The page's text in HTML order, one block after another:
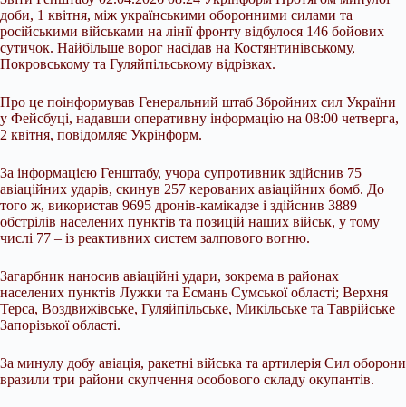
доби, 1 квітня, між українськими оборонними силами та
російськими військами на лінії фронту відбулося 146 бойових
сутичок. Найбільше ворог насідав на Костянтинівському,
Покровському та Гуляйпільському відрізках.
Про це поінформував Генеральний штаб Збройних сил України
у Фейсбуці, надавши оперативну інформацію на 08:00 четверга,
2 квітня, повідомляє Укрінформ.
За інформацією Генштабу, учора супротивник здійснив 75
авіаційних ударів, скинув 257 керованих авіаційних бомб. До
того ж, використав 9695 дронів-камікадзе і здійснив 3889
обстрілів населених пунктів та позицій наших військ, у тому
числі 77 – із реактивних систем залпового вогню.
Загарбник наносив авіаційні удари, зокрема в районах
населених пунктів Лужки та Есмань Сумської області; Верхня
Терса, Воздвижівське, Гуляйпільське, Микільське та Таврійське
Запорізької області.
За минулу добу авіація, ракетні війська та артилерія Сил оборони
вразили три райони скупчення особового складу окупантів.